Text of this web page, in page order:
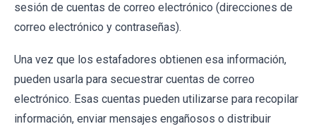
sesión de cuentas de correo electrónico (direcciones de
correo electrónico y contraseñas).
Una vez que los estafadores obtienen esa información,
pueden usarla para secuestrar cuentas de correo
electrónico. Esas cuentas pueden utilizarse para recopilar
información, enviar mensajes engañosos o distribuir